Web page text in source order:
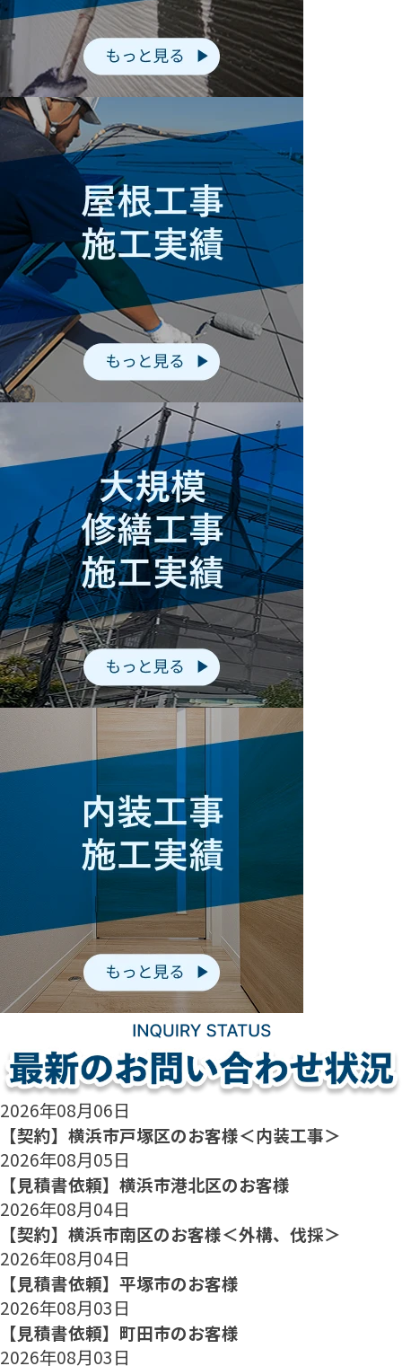
2026年08月06日
【契約】横浜市戸塚区のお客様＜内装工事＞
2026年08月05日
【見積書依頼】横浜市港北区のお客様
2026年08月04日
【契約】横浜市南区のお客様＜外構、伐採＞
2026年08月04日
【見積書依頼】平塚市のお客様
2026年08月03日
【見積書依頼】町田市のお客様
2026年08月03日